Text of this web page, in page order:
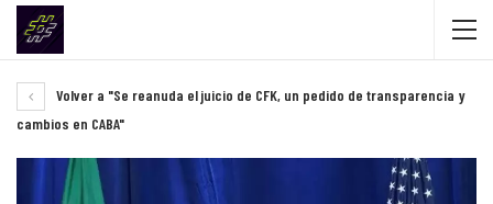
Volver a "Se reanuda el juicio de CFK, un pedido de transparencia y
cambios en CABA"